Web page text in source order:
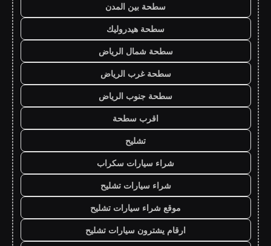
سطحة بين المدن
سطحة هيدروليك
سطحة شمال الرياض
سطحة غرب الرياض
سطحة جنوب الرياض
اقرب سطحة
تشليح
شراء سيارات سكراب
شراء سيارات تشليح
موقع شراء سيارات تشليح
ارقام يشترون سيارات تشليح